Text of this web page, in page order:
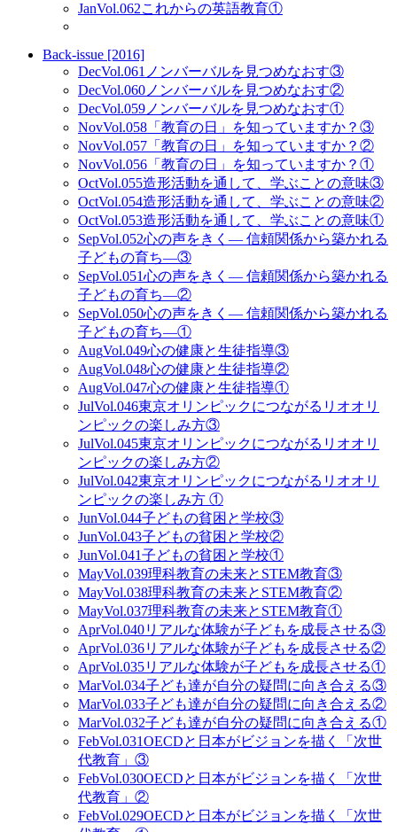
JanVol.062これからの英語教育①
Back-issue [2016]
DecVol.061 ノンバーバルを見つめなおす③
DecVol.060 ノンバーバルを見つめなおす②
DecVol.059 ノンバーバルを見つめなおす①
NovVol.058 「教育の日」を知っていますか？③
NovVol.057 「教育の日」を知っていますか？②
NovVol.056 「教育の日」を知っていますか？①
OctVol.055造形活動を通して、学ぶことの意味③
OctVol.054造形活動を通して、学ぶことの意味②
OctVol.053造形活動を通して、学ぶことの意味①
SepVol.052心の声をきく— 信頼関係から築かれる
子どもの育ち—③
SepVol.051心の声をきく— 信頼関係から築かれる
子どもの育ち—②
SepVol.050心の声をきく— 信頼関係から築かれる
子どもの育ち—①
AugVol.049心の健康と生徒指導③
AugVol.048心の健康と生徒指導②
AugVol.047心の健康と生徒指導①
JulVol.046東京オリンピックにつながるリオオリ
ンピックの楽しみ方③
JulVol.045東京オリンピックにつながるリオオリ
ンピックの楽しみ方②
JulVol.042東京オリンピックにつながるリオオリ
ンピックの楽しみ方 ①
JunVol.044子どもの貧困と学校③
JunVol.043子どもの貧困と学校②
JunVol.041子どもの貧困と学校①
MayVol.039理科教育の未来とSTEM教育③
MayVol.038理科教育の未来とSTEM教育②
MayVol.037理科教育の未来とSTEM教育①
AprVol.040リアルな体験が子どもを成長させる③
AprVol.036リアルな体験が子どもを成長させる②
AprVol.035リアルな体験が子どもを成長させる①
MarVol.034子ども達が自分の疑問に向き合える③
MarVol.033子ども達が自分の疑問に向き合える②
MarVol.032子ども達が自分の疑問に向き合える①
FebVol.031OECDと日本がビジョンを描く「次世
代教育」③
FebVol.030OECDと日本がビジョンを描く「次世
代教育」②
FebVol.029OECDと日本がビジョンを描く「次世